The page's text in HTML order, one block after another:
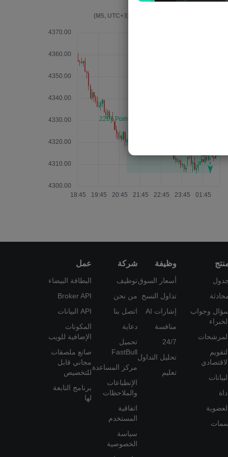
(M5, UTC+3)
وجواب
الخبراء
المرشحات
التقويم
الاقتصادي
البيانات
أداة
العضوية
وظيفة
أسعار السوق
تداول النسخ
إشارات AI
منافسة
24/7
تحليل التداول
تعليم
شركة
توظيف
من نحن
اتصل بنا
دعاية
تحميل
FastBull
مركز المساعدة
الإنطباعات
والملاحظات
اتفاقية
المستخدم
سياسة
الخصوصية
عمل
البطاقة البيضاء
Broker API
API البيانات
المكونات
الإضافية للويب
صانع ملصقات
مجاني قابل
للتخصيص
برنامج التابعة
لها